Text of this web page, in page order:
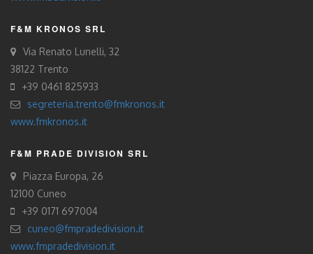
F&M KRONOS SRL
Via Renato Lunelli, 32
38122 Trento
+39 0461 825933
segreteria.trento@fmkronos.it
www.fmkronos.it
F&M PRADE DIVISION SRL
Piazza Europa, 26
12100 Cuneo
+39 0171 697004
cuneo@fmpradedivision.it
www.fmpradedivision.it